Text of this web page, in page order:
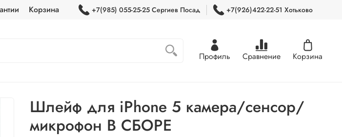
Корзина +7(985) 055-25-25 Сергиев Посад +7(926)422-22-51 Хотьково
Профиль Сравнение Корзина
Шлейф для iPhone 5 камера/сенсор/
микрофон В СБОРЕ